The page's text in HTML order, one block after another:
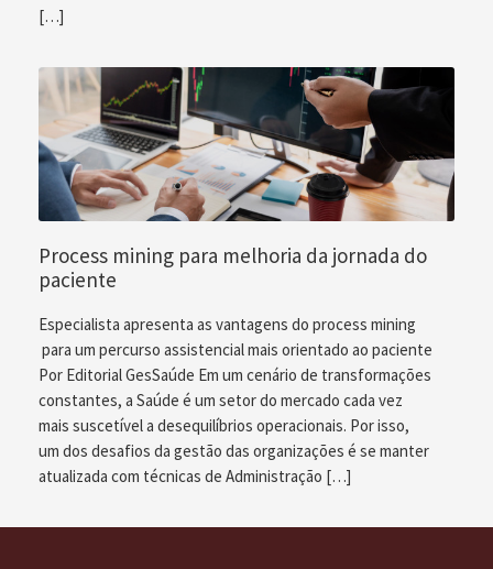
[…]
Process mining para melhoria da jornada do
paciente
Especialista apresenta as vantagens do process mining
para um percurso assistencial mais orientado ao paciente
Por Editorial GesSaúde Em um cenário de transformações
constantes, a Saúde é um setor do mercado cada vez
mais suscetível a desequilíbrios operacionais. Por isso,
um dos desafios da gestão das organizações é se manter
atualizada com técnicas de Administração […]